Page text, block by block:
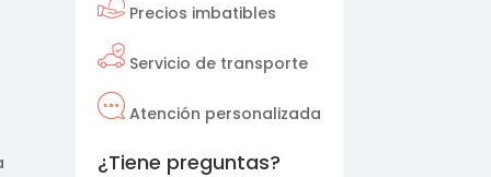
Precios imbatibles
Servicio de transporte
Atención personalizada
¿Tiene preguntas?